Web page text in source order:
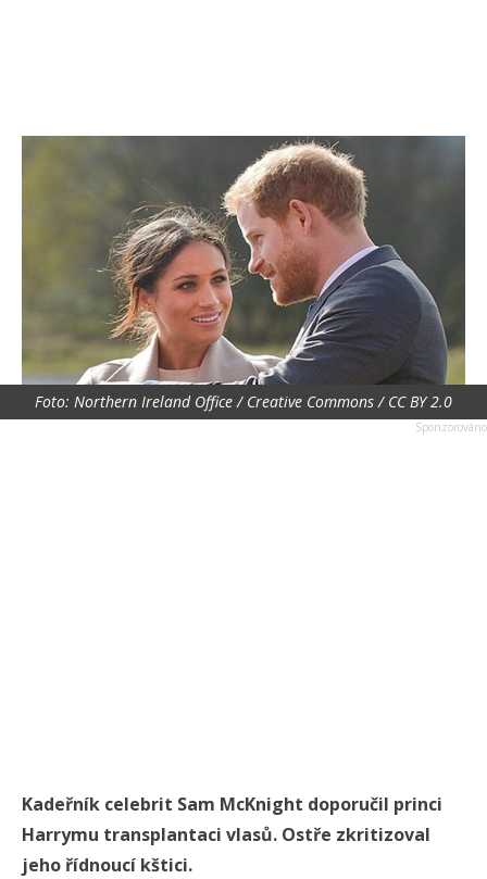
Foto: Northern Ireland Office / Creative Commons / CC BY 2.0
Kadeřník celebrit Sam McKnight doporučil princi
Harrymu transplantaci vlasů. Ostře zkritizoval
jeho řídnoucí kštici.